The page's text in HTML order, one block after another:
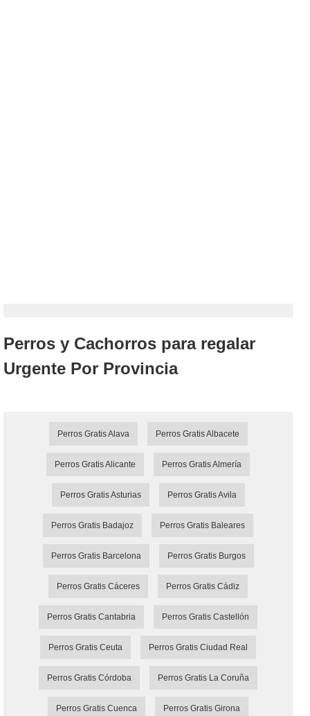
Perros y Cachorros para regalar
Urgente Por Provincia
Perros Gratis Alava Perros Gratis Albacete
Perros Gratis Alicante Perros Gratis Almería
Perros Gratis Asturias Perros Gratis Avila
Perros Gratis Badajoz Perros Gratis Baleares
Perros Gratis Barcelona Perros Gratis Burgos
Perros Gratis Cáceres Perros Gratis Cádiz
Perros Gratis Cantabria Perros Gratis Castellón
Perros Gratis Ceuta Perros Gratis Ciudad Real
Perros Gratis Córdoba Perros Gratis La Coruña
Perros Gratis Cuenca Perros Gratis Girona